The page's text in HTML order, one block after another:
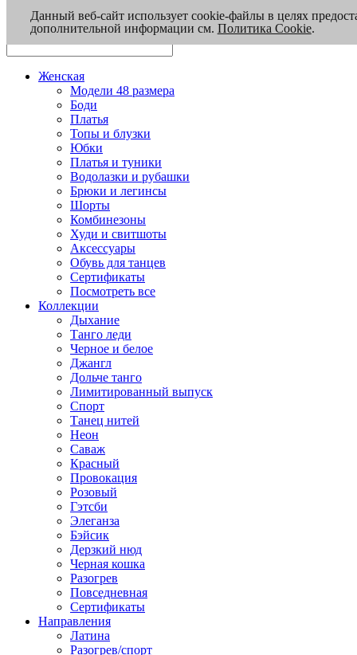
Женская
Модели 48 размера
Боди
Платья
Топы и блузки
Юбки
Платья и туники
Водолазки и рубашки
Брюки и легинсы
Шорты
Комбинезоны
Худи и свитшоты
Аксессуары
Обувь для танцев
Сертификаты
Посмотреть все
Коллекции
Дыхание
Танго леди
Черное и белое
Джангл
Дольче танго
Лимитированный выпуск
Спорт
Танец нитей
Неон
Саваж
Красный
Провокация
Розовый
Гэтсби
Элеганза
Бэйсик
Дерзкий нюд
Черная кошка
Разогрев
Повседневная
Сертификаты
Направления
Латина
Разогрев/спорт
Данный веб-сайт использует cookie-файлы в целях
дополнительной информации см. Политика Cookie.